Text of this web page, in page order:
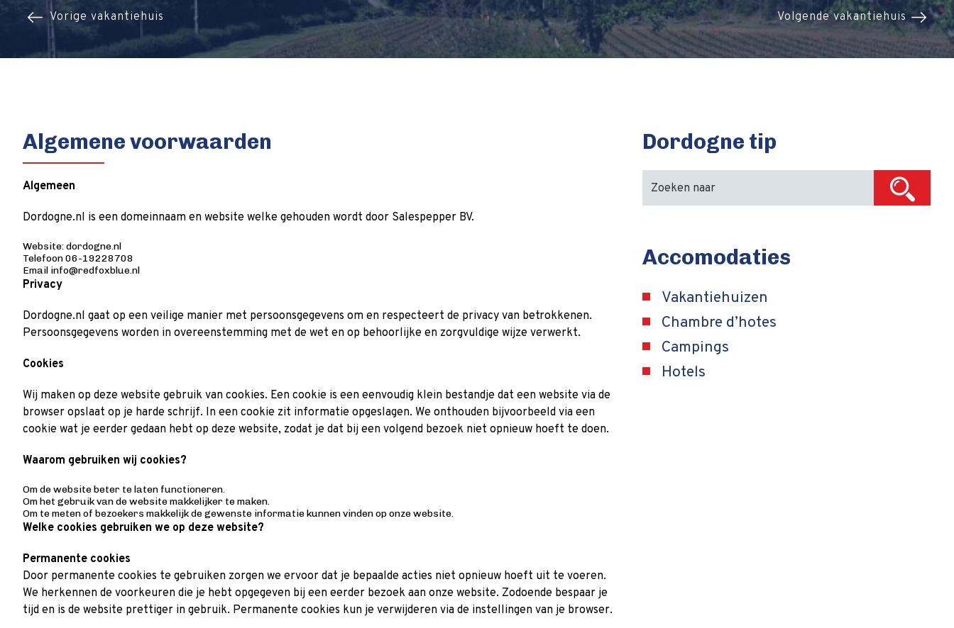
Vorige vakantiehuis Volgende vakantiehuis
Algemene voorwaarden
Algemeen
Dordogne.nl is een domeinnaam en website welke gehouden wordt door Salespepper BV.
Website: dordogne.nl
Telefoon 06-19228708
Email info@redfoxblue.nl
Privacy
Dordogne.nl gaat op een veilige manier met persoonsgegevens om en respecteert de privacy van betrokkenen.
Persoonsgegevens worden in overeenstemming met de wet en op behoorlijke en zorgvuldige wijze verwerkt.
Cookies
Wij maken op deze website gebruik van cookies. Een cookie is een eenvoudig klein bestandje dat een website via de
browser opslaat op je harde schrijf. In een cookie zit informatie opgeslagen. We onthouden bijvoorbeeld via een
cookie wat je eerder gedaan hebt op deze website, zodat je dat bij een volgend bezoek niet opnieuw hoeft te doen.
Waarom gebruiken wij cookies?
Om de website beter te laten functioneren.
Om het gebruik van de website makkelijker te maken.
Om te meten of bezoekers makkelijk de gewenste informatie kunnen vinden op onze website.
Welke cookies gebruiken we op deze website?
Permanente cookies
Door permanente cookies te gebruiken zorgen we ervoor dat je bepaalde acties niet opnieuw hoeft uit te voeren.
We herkennen de voorkeuren die je hebt opgegeven bij een eerder bezoek aan onze website. Zodoende bespaar je
tijd en is de website prettiger in gebruik. Permanente cookies kun je verwijderen via de instellingen van je browser.
Dordogne tip
Accomodaties
Vakantiehuizen
Chambre d’hotes
Campings
Hotels